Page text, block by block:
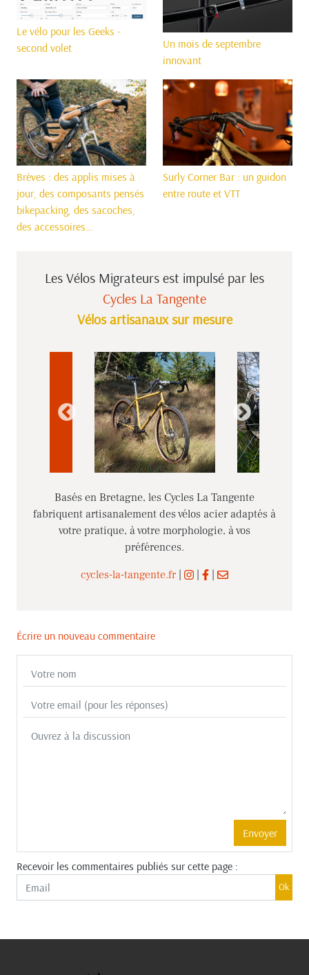
Le vélo pour les Geeks -
second volet
Un mois de septembre
innovant
Brèves : des applis mises à
jour, des composants pensés
bikepacking, des sacoches,
des accessoires…
Surly Corner Bar : un guidon
entre route et VTT
Les Vélos Migrateurs est impulsé par les
Cycles La Tangente
Vélos artisanaux sur mesure
Basés en Bretagne, les Cycles La Tangente
fabriquent artisanalement des vélos acier adaptés à
votre pratique, à votre morphologie, à vos
préférences.
cycles-la-tangente.fr | | |
Écrire un nouveau commentaire
Recevoir les commentaires publiés sur cette page :
Ok